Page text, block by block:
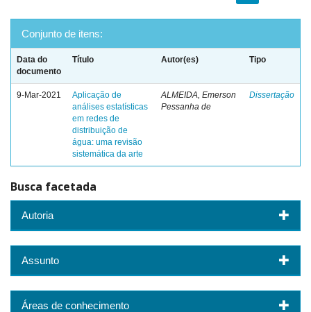
Conjunto de itens:
Data do
documento
Título Autor(es) Tipo
9-Mar-2021
Aplicação de
análises estatísticas
em redes de
distribuição de
água: uma revisão
sistemática da arte
ALMEIDA, Emerson
Pessanha de
Dissertação
Busca facetada
Autoria
Assunto
Áreas de conhecimento